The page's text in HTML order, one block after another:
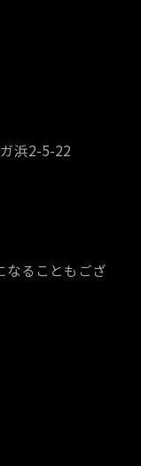
浜2-5-22
ることもござ